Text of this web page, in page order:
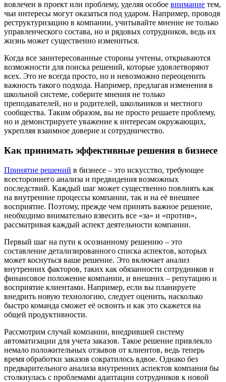
вовлечен в проект или проблему, уделяя особое внимание тем,
чьи интересы могут оказаться под ударом. Например, проводя
реструктуризацию в компании, учитывайте мнение не только
управленческого состава, но и рядовых сотрудников, ведь их
жизнь может существенно измениться.
Когда все заинтересованные стороны учтены, открываются
возможности для поиска решений, которые удовлетворяют
всех. Это не всегда просто, но и невозможно переоценить
важность такого подхода. Например, предлагая изменения в
школьной системе, соберите мнения не только
преподавателей, но и родителей, школьников и местного
сообщества. Таким образом, вы не просто решаете проблему,
но и демонстрируете уважение к интересам окружающих,
укрепляя взаимное доверие и сотрудничество.
Как принимать эффективные решения в бизнесе
Принятие решений в бизнесе – это искусство, требующее
всестороннего анализа и предвидения возможных
последствий. Каждый шаг может существенно повлиять как
на внутренние процессы компании, так и на её внешнее
восприятие. Поэтому, прежде чем принять важное решение,
необходимо внимательно взвесить все «за» и «против»,
рассматривая каждый аспект деятельности компании.
Первый шаг на пути к осознанному решению – это
составление детализированного списка аспектов, которых
может коснуться ваше решение. Это включает анализ
внутренних факторов, таких как обязанности сотрудников и
финансовое положение компании, и внешних – репутацию и
восприятие клиентами. Например, если вы планируете
внедрить новую технологию, следует оценить, насколько
быстро команда сможет её освоить и как это скажется на
общей продуктивности.
Рассмотрим случай компании, внедрившей систему
автоматизации для учета заказов. Такое решение привлекло
немало положительных отзывов от клиентов, ведь теперь
время обработки заказов сократилось вдвое. Однако без
предварительного анализа внутренних аспектов компания бы
столкнулась с проблемами адаптации сотрудников к новой